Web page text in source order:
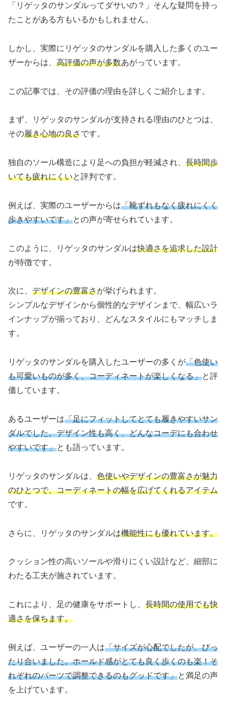
「リゲッタのサンダルってダサいの？」そんな疑問を持っ
たことがある方もいるかもしれません。
しかし、実際にリゲッタのサンダルを購入した多くのユー
ザーからは、 高評価の声が多数あがっています。
この記事では、その評価の理由を詳しくご紹介します。
まず、リゲッタのサンダルが支持される理由のひとつは、
その履き心地の良さです。
独自のソール構造により足への負担が軽減され、 長時間歩
いても疲れにくいと評判です。
例えば、実際のユーザーからは「靴ずれもなく疲れにくく
歩きやすいです」との声が寄せられています。
このように、リゲッタのサンダルは快適さを追求した設計
が特徴です。
次に、 デザインの豊富さが挙げられます。
シンプルなデザインから個性的なデザインまで、幅広いラ
インナップが揃っており、どんなスタイルにもマッチしま
す。
リゲッタのサンダルを購入したユーザーの多くが「色使い
も可愛いものが多く、コーディネートが楽しくなる」と評
価しています。
あるユーザーは「足にフィットしてとても履きやすいサン
ダルでした。デザイン性も高く、どんなコーデにも合わせ
やすいです」とも語っています。
リゲッタのサンダルは、 色使いやデザインの豊富さが魅力
のひとつで、コーディネートの幅を広げてくれるアイテム
です。
さらに、リゲッタのサンダルは機能性にも優れています。
クッション性の高いソールや滑りにくい設計など、細部に
わたる工夫が施されています。
これにより、足の健康をサポートし、 長時間の使用でも快
適さを保ちます。
例えば、ユーザーの一人は「サイズが心配でしたが、ぴっ
たり合いました。ホールド感がとても良く歩くのも楽！そ
れぞれのパーツで調整できるのもグッドです」と満足の声
を上げています。